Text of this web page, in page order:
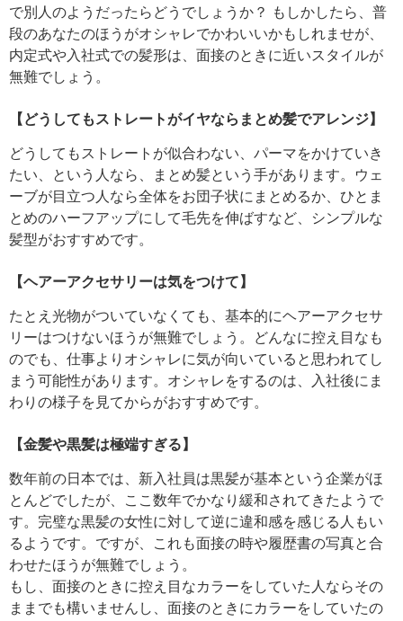
で別人のようだったらどうでしょうか？ もしかしたら、普
段のあなたのほうがオシャレでかわいいかもしれませが、
内定式や入社式での髪形は、面接のときに近いスタイルが
無難でしょう。
【どうしてもストレートがイヤならまとめ髪でアレンジ】
どうしてもストレートが似合わない、パーマをかけていき
たい、という人なら、まとめ髪という手があります。ウェ
ーブが目立つ人なら全体をお団子状にまとめるか、ひとま
とめのハーフアップにして毛先を伸ばすなど、シンプルな
髪型がおすすめです。
【ヘアーアクセサリーは気をつけて】
たとえ光物がついていなくても、基本的にヘアーアクセサ
リーはつけないほうが無難でしょう。どんなに控え目なも
のでも、仕事よりオシャレに気が向いていると思われてし
まう可能性があります。オシャレをするのは、入社後にま
わりの様子を見てからがおすすめです。
【金髪や黒髪は極端すぎる】
数年前の日本では、新入社員は黒髪が基本という企業がほ
とんどでしたが、ここ数年でかなり緩和されてきたようで
す。完璧な黒髪の女性に対して逆に違和感を感じる人もい
るようです。ですが、これも面接の時や履歴書の写真と合
わせたほうが無難でしょう。
もし、面接のときに控え目なカラーをしていた人ならその
ままでも構いませんし、面接のときにカラーをしていたの